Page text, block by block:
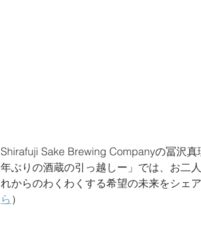
Shirafuji Sake Brewing Companyの冨沢
年ぶりの酒蔵の引っ越しー」では、お二
れからのわくわくする希望の未来をシェ
ら ）